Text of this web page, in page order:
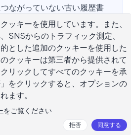
ながっていない古い履歴書
AIツールは弱い表現を修正
し、特定の職務記述書に合
マイズするのに役立ちま
AI履歴書改善ツールを使用し
能性を高める方法について
ッキーを使用しています。また、
SNSからのトラフィック測定、
とした追加のクッキーを使用した
クッキーは第三者から提供されて
リックしてすべてのクッキーを承
をクリックすると、オプションの
ます。
をご覧ください
拒否 同意する